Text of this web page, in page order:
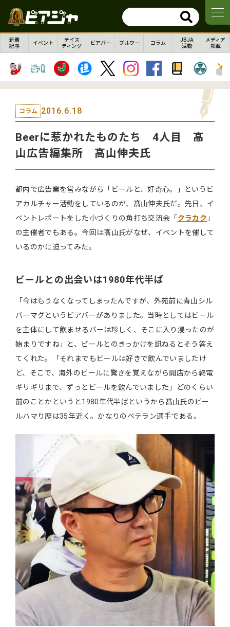
新着
記事
イベント
テイス
ティング
ビアバー ブルワー コラム
JBJA
活動
メディア
掲載
コラム 2016.6.18
Beerに惹かれたものたち 4人目 髙
山広告編集所 高山伸夫氏
都内で広告業を営みながら「ビールと、好奇心。」というビ
アカルチャー活動をしているのが、髙山伸夫氏だ。先日、イ
ベントレポートをした小づくりの角打ち交流会「 クラカク 」
の主催者でもある。今回は髙山氏がなぜ、イベントを催して
いるのかに迫ってみた。
ビールとの出会いは1980年代半ば
「今はもうなくなってしまったんですが、外苑前に青山シル
バーマグというビアバーがありました。当時としてはビール
を主体にして飲ませるバーは珍しく、そこに入り浸ったのが
始まりですね」と、ビールとのきっかけを訊ねるとそう答え
てくれた。「それまでもビールは好きで飲んでいましたけ
ど、そこで、海外のビールに驚きを覚えながら開店から終電
ギリギリまで、ずっとビールを飲んでいました」どのくらい
前のことかというと1980年代半ばというから髙山氏のビー
ルハマり歴は35年近く。かなりのベテラン選手である。